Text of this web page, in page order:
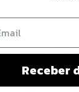
Receber